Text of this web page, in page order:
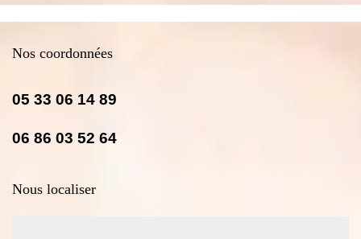
Nos coordonnées
05 33 06 14 89
06 86 03 52 64
Nous localiser